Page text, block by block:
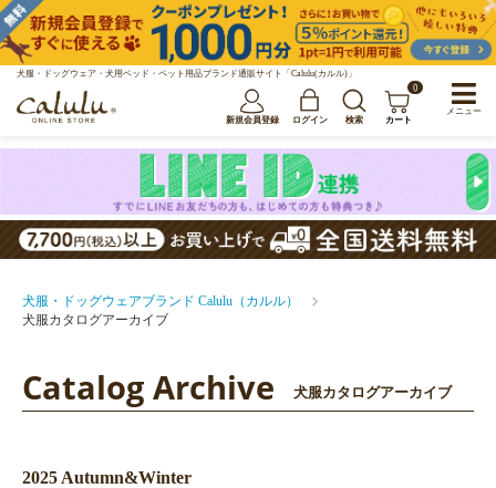
犬服・ドッグウェア・犬用ベッド・ペット用品ブランド通販サイト「Calulu(カルル)」
新規会員登録 ログイン 検索
0
カート
犬服・ドッグウェアブランド Calulu（カルル）
犬服カタログアーカイブ
Catalog Archive 犬服カタログアーカイブ
2025 Autumn&Winter
メニュー